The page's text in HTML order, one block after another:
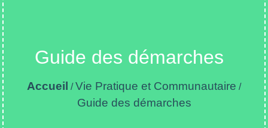
Guide des démarches
Accueil /Vie Pratique et Communautaire /
Guide des démarches